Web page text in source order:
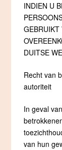
INDIEN U
GEBRUIKT
DUITSE
Recht van
autoriteit
In geval
van hun